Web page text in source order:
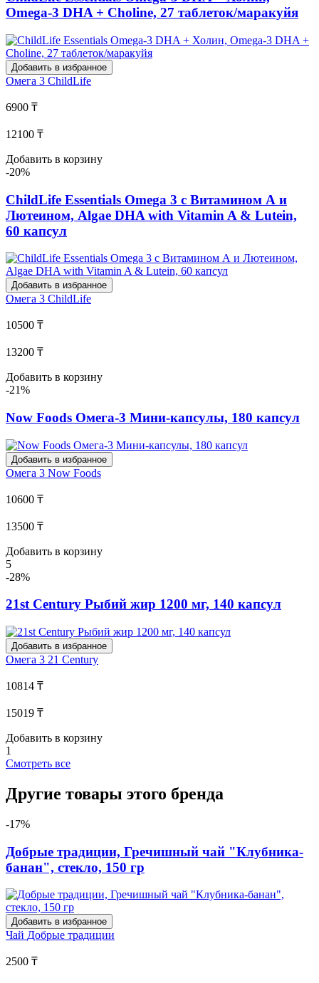
Omega-3 DHA + Choline, 27 таблеток/маракуйя
Добавить в избранное
Омега 3 ChildLife
6900 ₸
12100 ₸
Добавить в корзину
-20%
ChildLife Essentials Omega 3 с Витамином А и
Лютеином, Algae DHA with Vitamin A & Lutein,
60 капсул
Добавить в избранное
Омега 3 ChildLife
10500 ₸
13200 ₸
Добавить в корзину
-21%
Now Foods Омега-3 Мини-капсулы, 180 капсул
Добавить в избранное
Омега 3 Now Foods
10600 ₸
13500 ₸
Добавить в корзину
5
-28%
21st Century Рыбий жир 1200 мг, 140 капсул
Добавить в избранное
Омега 3 21 Century
10814 ₸
15019 ₸
Добавить в корзину
1
Смотреть все
Другие товары этого бренда
-17%
Добрые традиции, Гречишный чай "Клубника-
банан", стекло, 150 гр
Добавить в избранное
Чай Добрые традиции
2500 ₸